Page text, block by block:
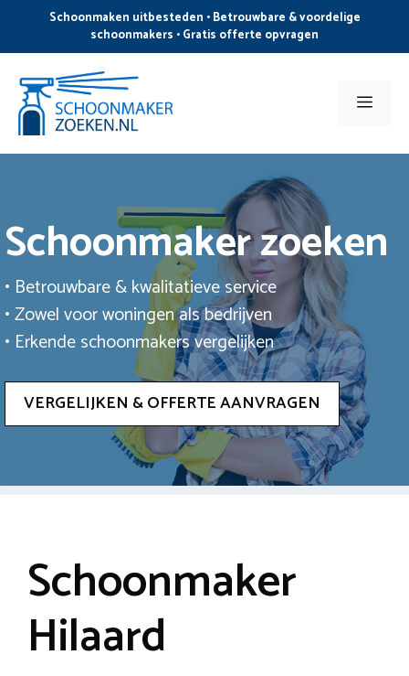
de
inhoud
Schoonmaken uitbesteden • Betrouwbare & voordelige
schoonmakers • Gratis offerte opvragen
Menu
Schoonmaker zoeken
• Betrouwbare & kwalitatieve service
• Zowel voor woningen als bedrijven
• Erkende schoonmakers vergelijken
VERGELIJKEN & OFFERTE AANVRAGEN
Schoonmaker
Hilaard